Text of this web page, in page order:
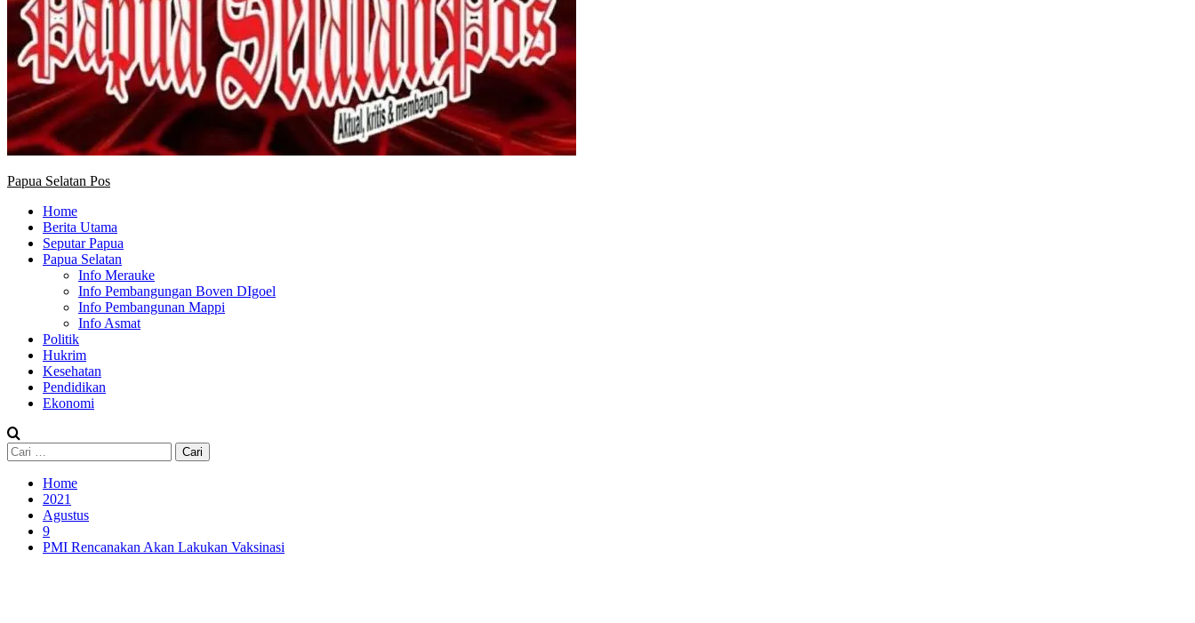
Papua Selatan Pos
Home
Berita Utama
Seputar Papua
Papua Selatan
Info Merauke
Info Pembangungan Boven DIgoel
Info Pembangunan Mappi
Info Asmat
Politik
Hukrim
Kesehatan
Pendidikan
Ekonomi
Cari
untuk:
Home
2021
Agustus
9
PMI Rencanakan Akan Lakukan Vaksinasi